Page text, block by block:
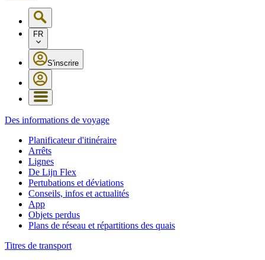
FR
S'inscrire
Des informations de voyage
Planificateur d'itinéraire
Arrêts
Lignes
De Lijn Flex
Pertubations et déviations
Conseils, infos et actualités
App
Objets perdus
Plans de réseau et répartitions des quais
Titres de transport